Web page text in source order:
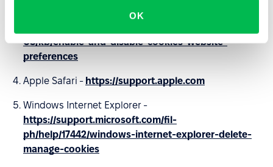
OK
US/kb/enable-and-disable-cookies-website-
preferences
Apple Safari - https://support.apple.com
Windows Internet Explorer -
https://support.microsoft.com/fil-
ph/help/17442/windows-internet-explorer-delete-
manage-cookies